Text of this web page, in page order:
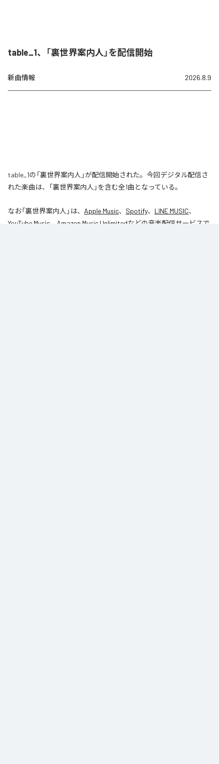
table_1、「裏世界案内人」を配信開始
新曲情報 2026.8.9
table_1の「裏世界案内人」が配信開始された。今回デジタル配信さ
れた楽曲は、「裏世界案内人」を含む全1曲となっている。
なお「裏世界案内人 」は、 Apple Music、 Spotify、 LINE MUSIC、
YouTube Music
Amazon Music Unlimitedなどの音楽配信サービスで